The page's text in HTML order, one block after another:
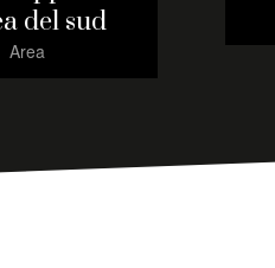
del sud
Area